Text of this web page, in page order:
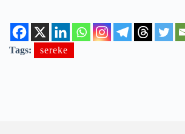
Tags: sereke